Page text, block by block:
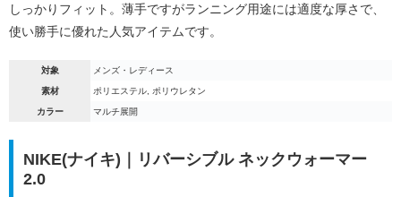
しっかりフィット。薄手ですがランニング用途には適度な厚さで、
使い勝手に優れた人気アイテムです。
対象 メンズ・レディース
素材 ポリエステル, ポリウレタン
カラー マルチ展開
NIKE(ナイキ)｜リバーシブル ネックウォーマー
2.0